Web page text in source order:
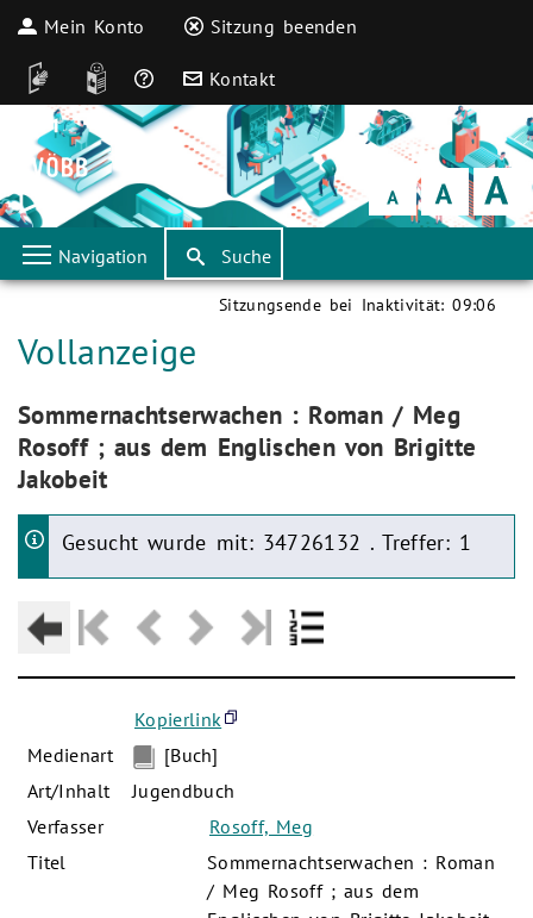
Mein Konto Sitzung beenden
DGS Leichte Sprache
Häufige Fragen
Kontakt
Schrift
klein Schrift
normal Schrift
groß
Navigation Suche
Sitzungsende bei Inaktivität: 09:06
Aktuelle Seite:
Vollanzeige
Aktuelle Seite:
Sommernachtserwachen : Roman / Meg
Rosoff ; aus dem Englischen von Brigitte
Jakobeit
Gesucht wurde mit: 34726132 . Treffer: 1
Kopierlink
Medienart
[Buch]
Art/Inhalt
Jugendbuch
Verfasser
Rosoff, Meg
Titel
Sommernachtserwachen : Roman
/ Meg Rosoff ; aus dem